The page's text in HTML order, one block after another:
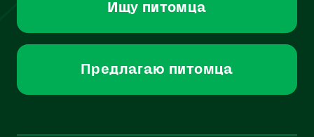
Ищу питомца
Предлагаю питомца